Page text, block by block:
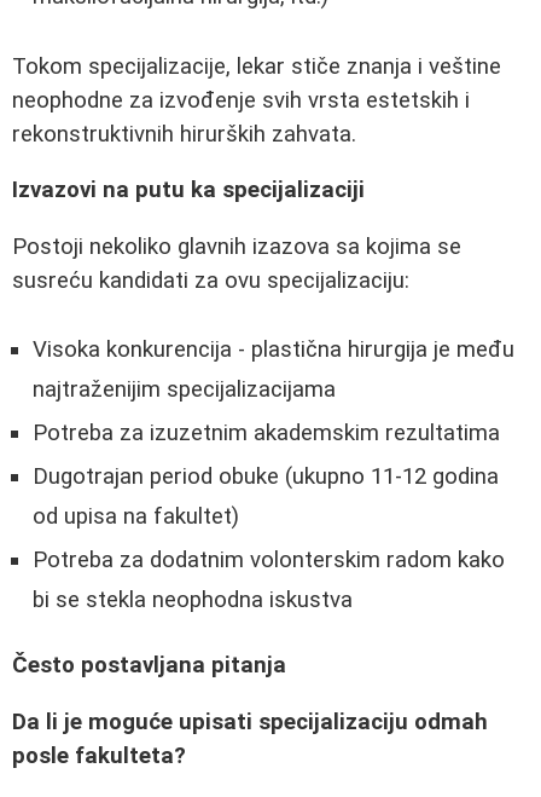
Tokom specijalizacije, lekar stiče znanja i veštine
neophodne za izvođenje svih vrsta estetskih i
rekonstruktivnih hirurških zahvata.
Izvazovi na putu ka specijalizaciji
Postoji nekoliko glavnih izazova sa kojima se
susreću kandidati za ovu specijalizaciju:
Visoka konkurencija - plastična hirurgija je među
najtraženijim specijalizacijama
Potreba za izuzetnim akademskim rezultatima
Dugotrajan period obuke (ukupno 11-12 godina
od upisa na fakultet)
Potreba za dodatnim volonterskim radom kako
bi se stekla neophodna iskustva
Često postavljana pitanja
Da li je moguće upisati specijalizaciju odmah
posle fakulteta?